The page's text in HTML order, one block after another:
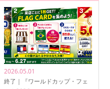
2026.05.01
終了｜『ワールドカップ・フェ